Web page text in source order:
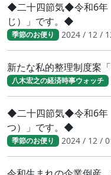
◆二十四節気◆令和6年
じ）」です。◆
季節のお便り 2024 / 12 /
新たな私的整理制度案
八木宏之の経済時事ウォッチ
◆二十四節気◆令和6年
つ）」です。◆
季節のお便り 2024 / 12 /